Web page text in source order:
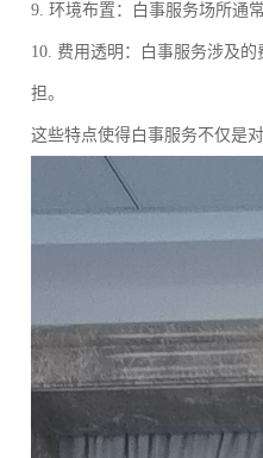
9. 环境布置：白事服务场所通
10. 费用透明：白事服务涉及
担。
这些特点使得白事服务不仅是